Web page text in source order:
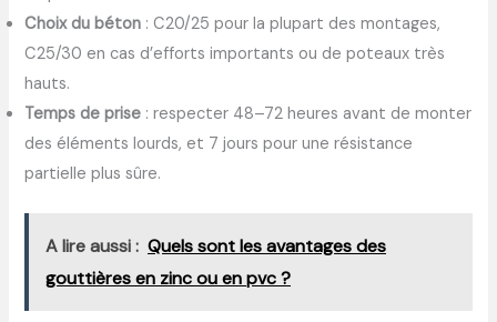
Choix du béton : C20/25 pour la plupart des montages,
C25/30 en cas d’efforts importants ou de poteaux très
hauts.
Temps de prise : respecter 48–72 heures avant de monter
des éléments lourds, et 7 jours pour une résistance
partielle plus sûre.
A lire aussi : Quels sont les avantages des
gouttières en zinc ou en pvc ?